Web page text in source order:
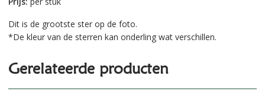
Dit is de grootste ster op de foto.
*De kleur van de sterren kan onderling wat verschillen.
Gerelateerde producten